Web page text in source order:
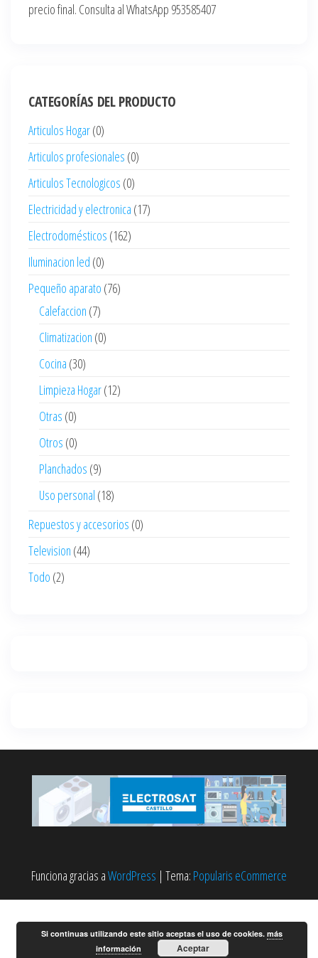
precio final. Consulta al WhatsApp 953585407
CATEGORÍAS DEL PRODUCTO
Articulos Hogar(0)
Articulos profesionales (0)
Articulos Tecnologicos (0)
Electricidad y electronica (17)
Electrodomésticos (162)
Iluminacion led (0)
Pequeño aparato (76)
Calefaccion (7)
Climatizacion (0)
Cocina (30)
Limpieza Hogar(12)
Otras (0)
Otros (0)
Planchados (9)
Uso personal (18)
Repuestos y accesorios (0)
Television (44)
Todo (2)
Funciona gracias aWordPress | Tema: Popularis eCommerce
Si continuas utilizando este sitio aceptas el uso de cookies.más
información
Aceptar